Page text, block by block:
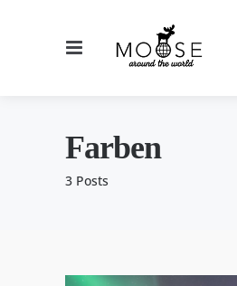
Menu
3 Posts
Farben